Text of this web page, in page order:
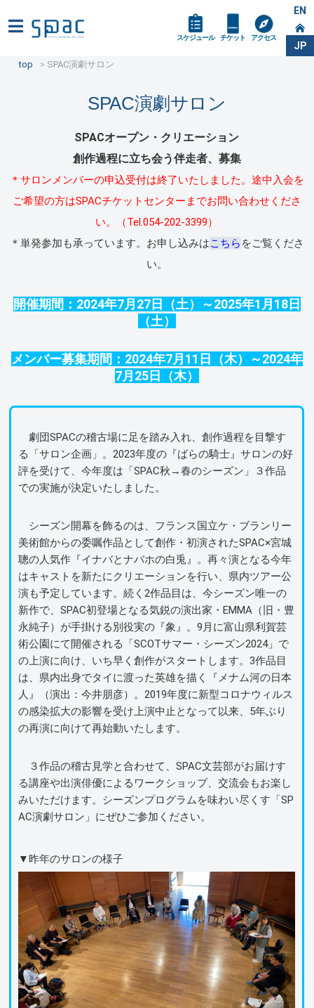
EN
JP
スケジュール チケット アクセス
top SPAC演劇サロン
SPAC演劇サロン
SPACオープン・クリエーション
創作過程に立ち会う伴走者、募集
＊サロンメンバーの申込受付は終了いたしました。途中入会を
ご希望の方はSPACチケットセンターまでお問い合わせくださ
い。（Tel.054-202-3399）
＊単発参加も承っています。お申し込みはこちら をご覧くださ
い。
開催期間：2024年7月27日（土）～2025年1月18日
（土）
メンバー募集期間：2024年7月11日（木）～2024年
7月25日（木）
劇団SPACの稽古場に足を踏み入れ、創作過程を目撃す
る「サロン企画」。2023年度の『ばらの騎士』サロンの好
評を受けて、今年度は「SPAC秋→春のシーズン」３作品
での実施が決定いたしました。
シーズン開幕を飾るのは、フランス国立ケ・ブランリー
美術館からの委嘱作品として創作・初演されたSPAC×宮城
聰の人気作『イナバとナバホの白兎』。再々演となる今年
はキャストを新たにクリエーションを行い、県内ツアー公
演も予定しています。続く2作品目は、今シーズン唯一の
新作で、SPAC初登場となる気鋭の演出家・EMMA（旧・豊
永純子）が手掛ける別役実の『象』。9月に富山県利賀芸
術公園にて開催される「SCOTサマー・シーズン2024」で
の上演に向け、いち早く創作がスタートします。3作品目
は、県内出身でタイに渡った英雄を描く『メナム河の日本
人』（演出：今井朋彦）。2019年度に新型コロナウィルス
の感染拡大の影響を受け上演中止となって以来、5年ぶり
の再演に向けて再始動いたします。
３作品の稽古見学と合わせて、SPAC文芸部がお届けす
る講座や出演俳優によるワークショップ、交流会もお楽し
みいただけます。シーズンプログラムを味わい尽くす「SP
AC演劇サロン」にぜひご参加ください。
▼昨年のサロンの様子